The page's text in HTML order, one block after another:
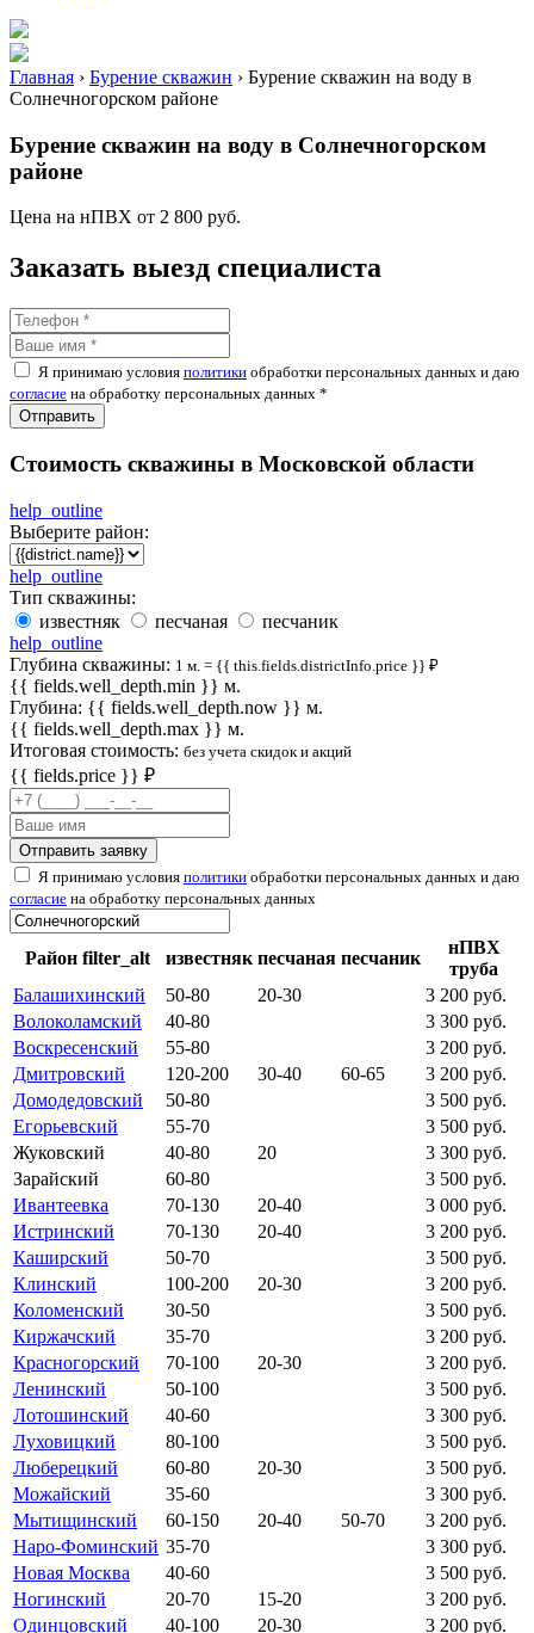
Главная › Бурение скважин › Бурение скважин на воду в
Солнечногорском районе
Бурение скважин на воду в Солнечногорском
районе
Цена на нПВХ от 2 800 руб.
Заказать выезд специалиста
Я принимаю условия политики обработки персональных данных и даю
согласие на обработку персональных данных *
Отправить
Стоимость скважины в Московской области
help_outline
Выберите район:
help_outline
Тип скважины:
известняк
песчаная
песчаник
help_outline
Глубина скважины: 1 м. = {{ this.fields.districtInfo.price }} ₽
{{ fields.well_depth.min }} м.
Глубина: {{ fields.well_depth.now }} м.
{{ fields.well_depth.max }} м.
Итоговая стоимость: без учета скидок и акций
{{ fields.price }} ₽
Отправить заявку
Я принимаю условия политики обработки персональных данных и даю
согласие на обработку персональных данных
Район filter_alt известняк песчаная песчаник
нПВХ
труба
Балашихинский
50-80 20-30
3 200 руб.
Волоколамский
40-80
3 300 руб.
Воскресенский
55-80
3 200 руб.
Дмитровский
120-200 30-40 60-65
3 200 руб.
Домодедовский
50-80
3 500 руб.
Егорьевский
55-70
3 500 руб.
Жуковский
40-80 20
3 300 руб.
Зарайский
60-80
3 500 руб.
Ивантеевка
70-130 20-40
3 000 руб.
Истринский
70-130 20-40
3 200 руб.
Каширский
50-70
3 500 руб.
Клинский
100-200 20-30
3 200 руб.
Коломенский
30-50
3 500 руб.
Киржачский
35-70
3 200 руб.
Красногорский
70-100 20-30
3 200 руб.
Ленинский
50-100
3 500 руб.
Лотошинский
40-60
3 300 руб.
Луховицкий
80-100
3 500 руб.
Люберецкий
60-80 20-30
3 500 руб.
Можайский
35-60
3 300 руб.
Мытищинский
60-150 20-40 50-70
3 200 руб.
Наро-Фоминский 35-70
3 300 руб.
Новая Москва
40-60
3 500 руб.
Ногинский
20-70 15-20
3 200 руб.
Одинцовский
40-100 20-30 3 200 руб.